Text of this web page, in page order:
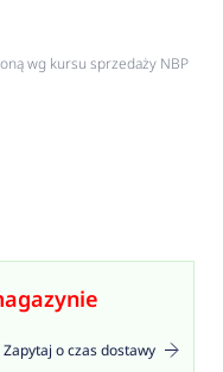
wg kursu sprzedaży NBP
Zapytaj o czas dostawy